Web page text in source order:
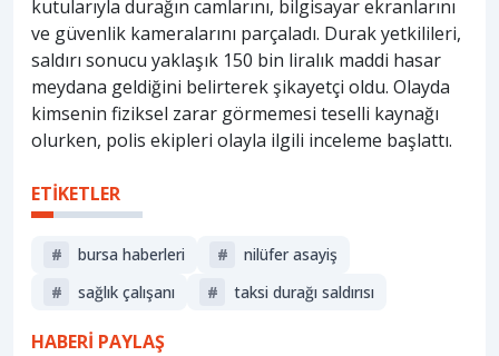
kutularıyla durağın camlarını, bilgisayar ekranlarını
ve güvenlik kameralarını parçaladı. Durak yetkilileri,
saldırı sonucu yaklaşık 150 bin liralık maddi hasar
meydana geldiğini belirterek şikayetçi oldu. Olayda
kimsenin fiziksel zarar görmemesi teselli kaynağı
olurken, polis ekipleri olayla ilgili inceleme başlattı.
ETİKETLER
# bursa haberleri #
nilüfer asayiş
#
sağlık çalışanı # taksi durağı saldırısı
HABERİ PAYLAŞ